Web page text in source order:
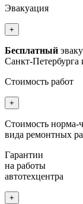
Эвакуация
+
Бесплатный
Санкт-Петербурга
Стоимость работ
+
Стоимость норма-
вида ремонтных
Гарантии
на работы
автотехцентра
+